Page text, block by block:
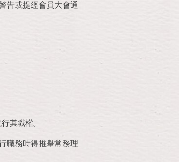
告或提經會員大會通
其職權。
職務時得推舉常務理